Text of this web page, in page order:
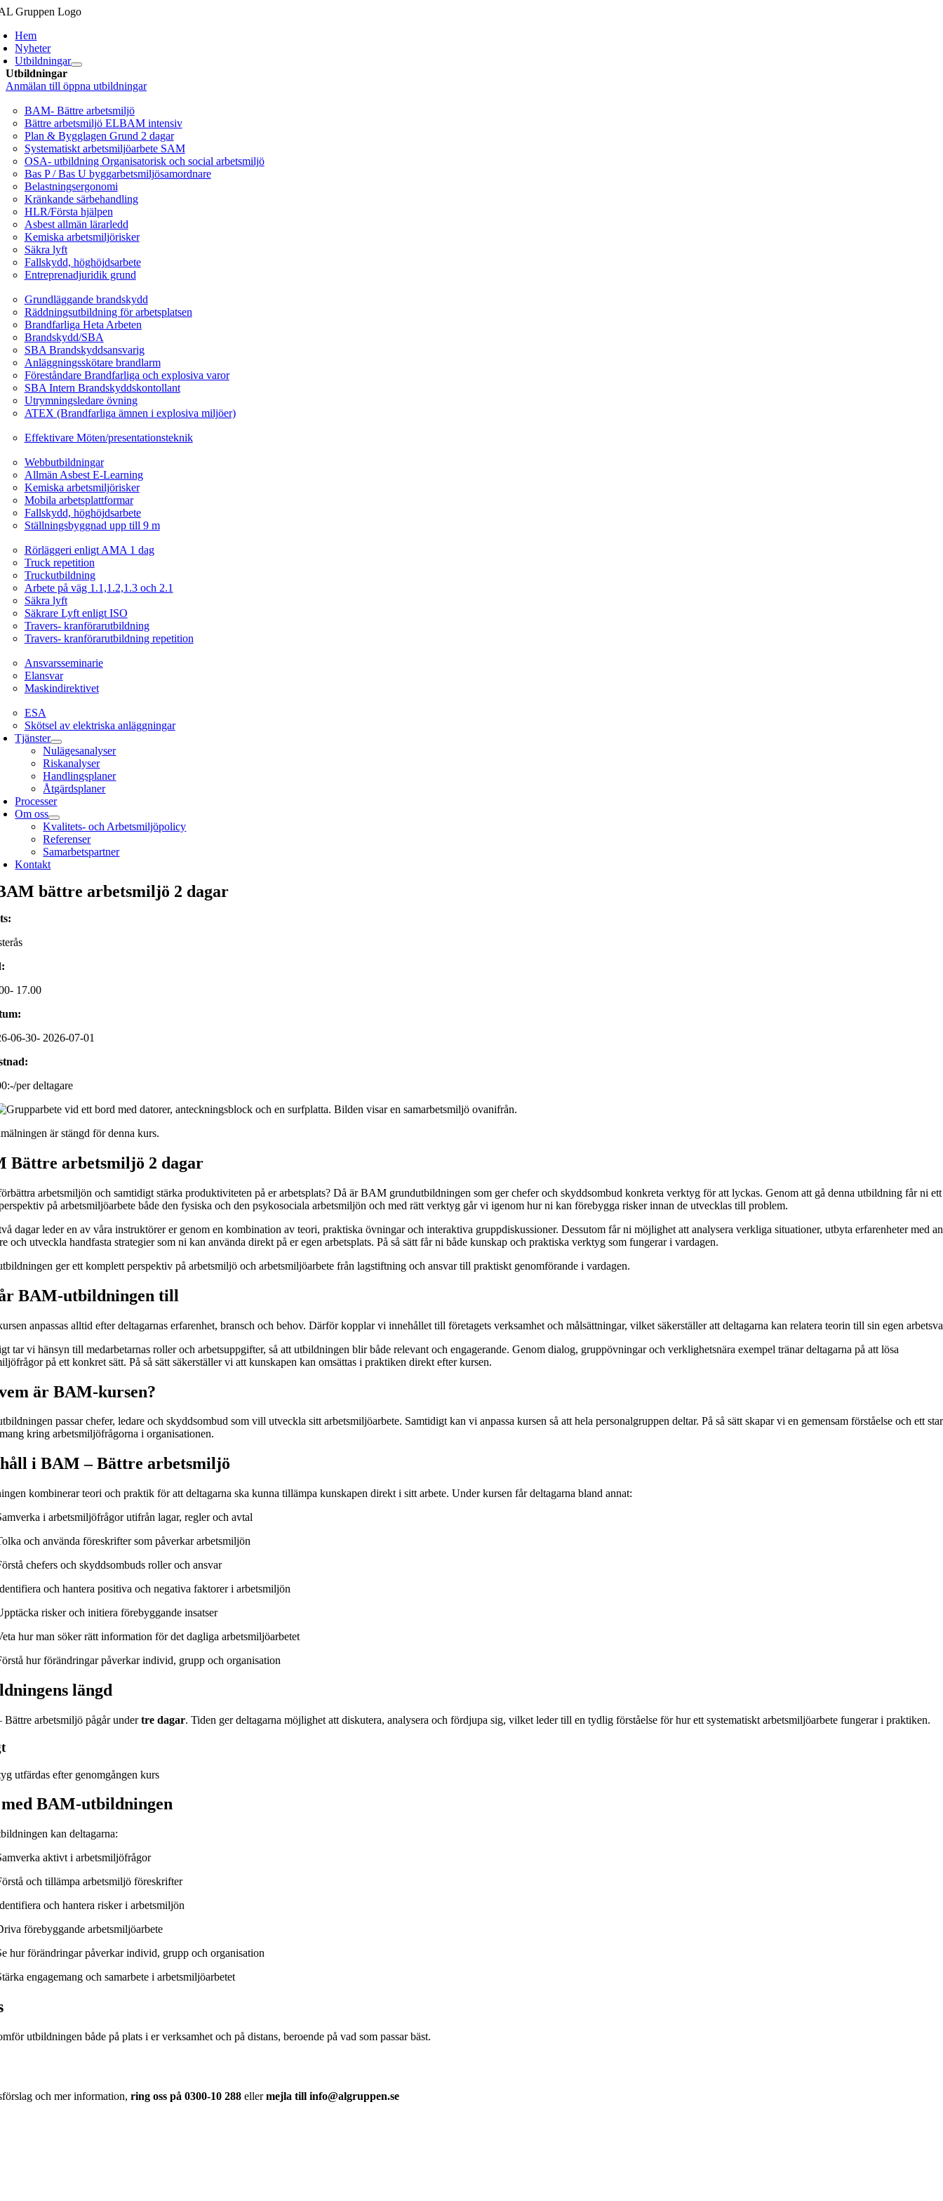
Fortsätt
innehållet
Hem
Nyheter
Utbildningar
Utbildningar
Anmälan till öppna utbildningar
BAM- Bättre arbetsmiljö
Bättre arbetsmiljö ELBAM intensiv
Plan & Bygglagen Grund 2 dagar
Systematiskt arbetsmiljöarbete SAM
OSA- utbildning Organisatorisk och social arbetsmiljö
Bas P / Bas U byggarbetsmiljösamordnare
Belastningsergonomi
Kränkande särbehandling
HLR/Första hjälpen
Asbest allmän lärarledd
Kemiska arbetsmiljörisker
Säkra lyft
Fallskydd, höghöjdsarbete
Entreprenadjuridik grund
Grundläggande brandskydd
Räddningsutbildning för arbetsplatsen
Brandfarliga Heta Arbeten
Brandskydd/SBA
SBA Brandskyddsansvarig
Anläggningsskötare brandlarm
Föreståndare Brandfarliga och explosiva varor
SBA Intern Brandskyddskontollant
Utrymningsledare övning
ATEX (Brandfarliga ämnen i explosiva miljöer)
Effektivare Möten/presentationsteknik
Webbutbildningar
Allmän Asbest E-Learning
Kemiska arbetsmiljörisker
Mobila arbetsplattformar
Fallskydd, höghöjdsarbete
Ställningsbyggnad upp till 9 m
Rörläggeri enligt AMA 1 dag
Truck repetition
Truckutbildning
Arbete på väg 1.1,1.2,1.3 och 2.1
Säkra lyft
Säkrare Lyft enligt ISO
Travers- kranförarutbildning
Travers- kranförarutbildning repetition
Ansvarsseminarie
Elansvar
Maskindirektivet
ESA
Skötsel av elektriska anläggningar
Tjänster
Nulägesanalyser
Riskanalyser
Handlingsplaner
Åtgärdsplaner
Processer
Om oss
Kvalitets- och Arbetsmiljöpolicy
Referenser
Samarbetspartner
Kontakt
bättre arbetsmiljö 2 dagar
:
17.00
06-30- 2026-07-01
per deltagare
är stängd för denna kurs.
Bättre arbetsmiljö 2 dagar
arbetsmiljön och samtidigt stärka produktiviteten på er arbetsplats? Då är BAM grundutbildningen som ger chefer och skyddsombud konkreta verktyg för att lyckas. Genom att gå denna utbildning får ni ett
på arbetsmiljöarbete både den fysiska och den psykosociala arbetsmiljön och med rätt verktyg går vi igenom hur ni kan förebygga risker innan de utvecklas till problem.
dagar leder en av våra instruktörer er genom en kombination av teori, praktiska övningar och interaktiva gruppdiskussioner. Dessutom får ni möjlighet att analysera verkliga situationer, utbyta erfarenheter med
och utveckla handfasta strategier som ni kan använda direkt på er egen arbetsplats. På så sätt får ni både kunskap och praktiska verktyg som fungerar i vardagen.
ger ett komplett perspektiv på arbetsmiljö och arbetsmiljöarbete från lagstiftning och ansvar till praktiskt genomförande i vardagen.
BAM-utbildningen till
anpassas alltid efter deltagarnas erfarenhet, bransch och behov. Därför kopplar vi innehållet till företagets verksamhet och målsättningar, vilket säkerställer att deltagarna kan relatera teorin till sin egen
tar vi hänsyn till medarbetarnas roller och arbetsuppgifter, så att utbildningen blir både relevant och engagerande. Genom dialog, gruppövningar och verklighetsnära exempel tränar deltagarna på att lösa
på ett konkret sätt. På så sätt säkerställer vi att kunskapen kan omsättas i praktiken direkt efter kursen.
är BAM-kursen?
passar chefer, ledare och skyddsombud som vill utveckla sitt arbetsmiljöarbete. Samtidigt kan vi anpassa kursen så att hela personalgruppen deltar. På så sätt skapar vi en gemensam förståelse och ett
kring arbetsmiljöfrågorna i organisationen.
i BAM – Bättre arbetsmiljö
kombinerar teori och praktik för att deltagarna ska kunna tillämpa kunskapen direkt i sitt arbete. Under kursen får deltagarna bland annat:
i arbetsmiljöfrågor utifrån lagar, regler och avtal
och använda föreskrifter som påverkar arbetsmiljön
chefers och skyddsombuds roller och ansvar
och hantera positiva och negativa faktorer i arbetsmiljön
risker och initiera förebyggande insatser
hur man söker rätt information för det dagliga arbetsmiljöarbetet
hur förändringar påverkar individ, grupp och organisation
längd
arbetsmiljö pågår undertre dagar. Tiden ger deltagarna möjlighet att diskutera, analysera och fördjupa sig, vilket leder till en tydlig förståelse för hur ett systematiskt arbetsmiljöarbete fungerar i praktiken.
utfärdas efter genomgången kurs
BAM-utbildningen
kan deltagarna:
aktivt i arbetsmiljöfrågor
och tillämpa arbetsmiljö föreskrifter
och hantera risker i arbetsmiljön
förebyggande arbetsmiljöarbete
hur förändringar påverkar individ, grupp och organisation
engagemang och samarbete i arbetsmiljöarbetet
utbildningen både på plats i er verksamhet och på distans, beroende på vad som passar bäst.
och mer information, ring oss på 0300-10 288 ellermejla till info@algruppen.se